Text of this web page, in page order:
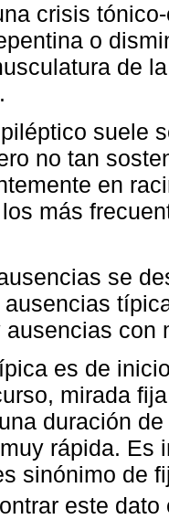
crisis
o
de
suele
no tan
en
más
se
con
es de
mirada
duración
rápida. Es
sinónimo de
este